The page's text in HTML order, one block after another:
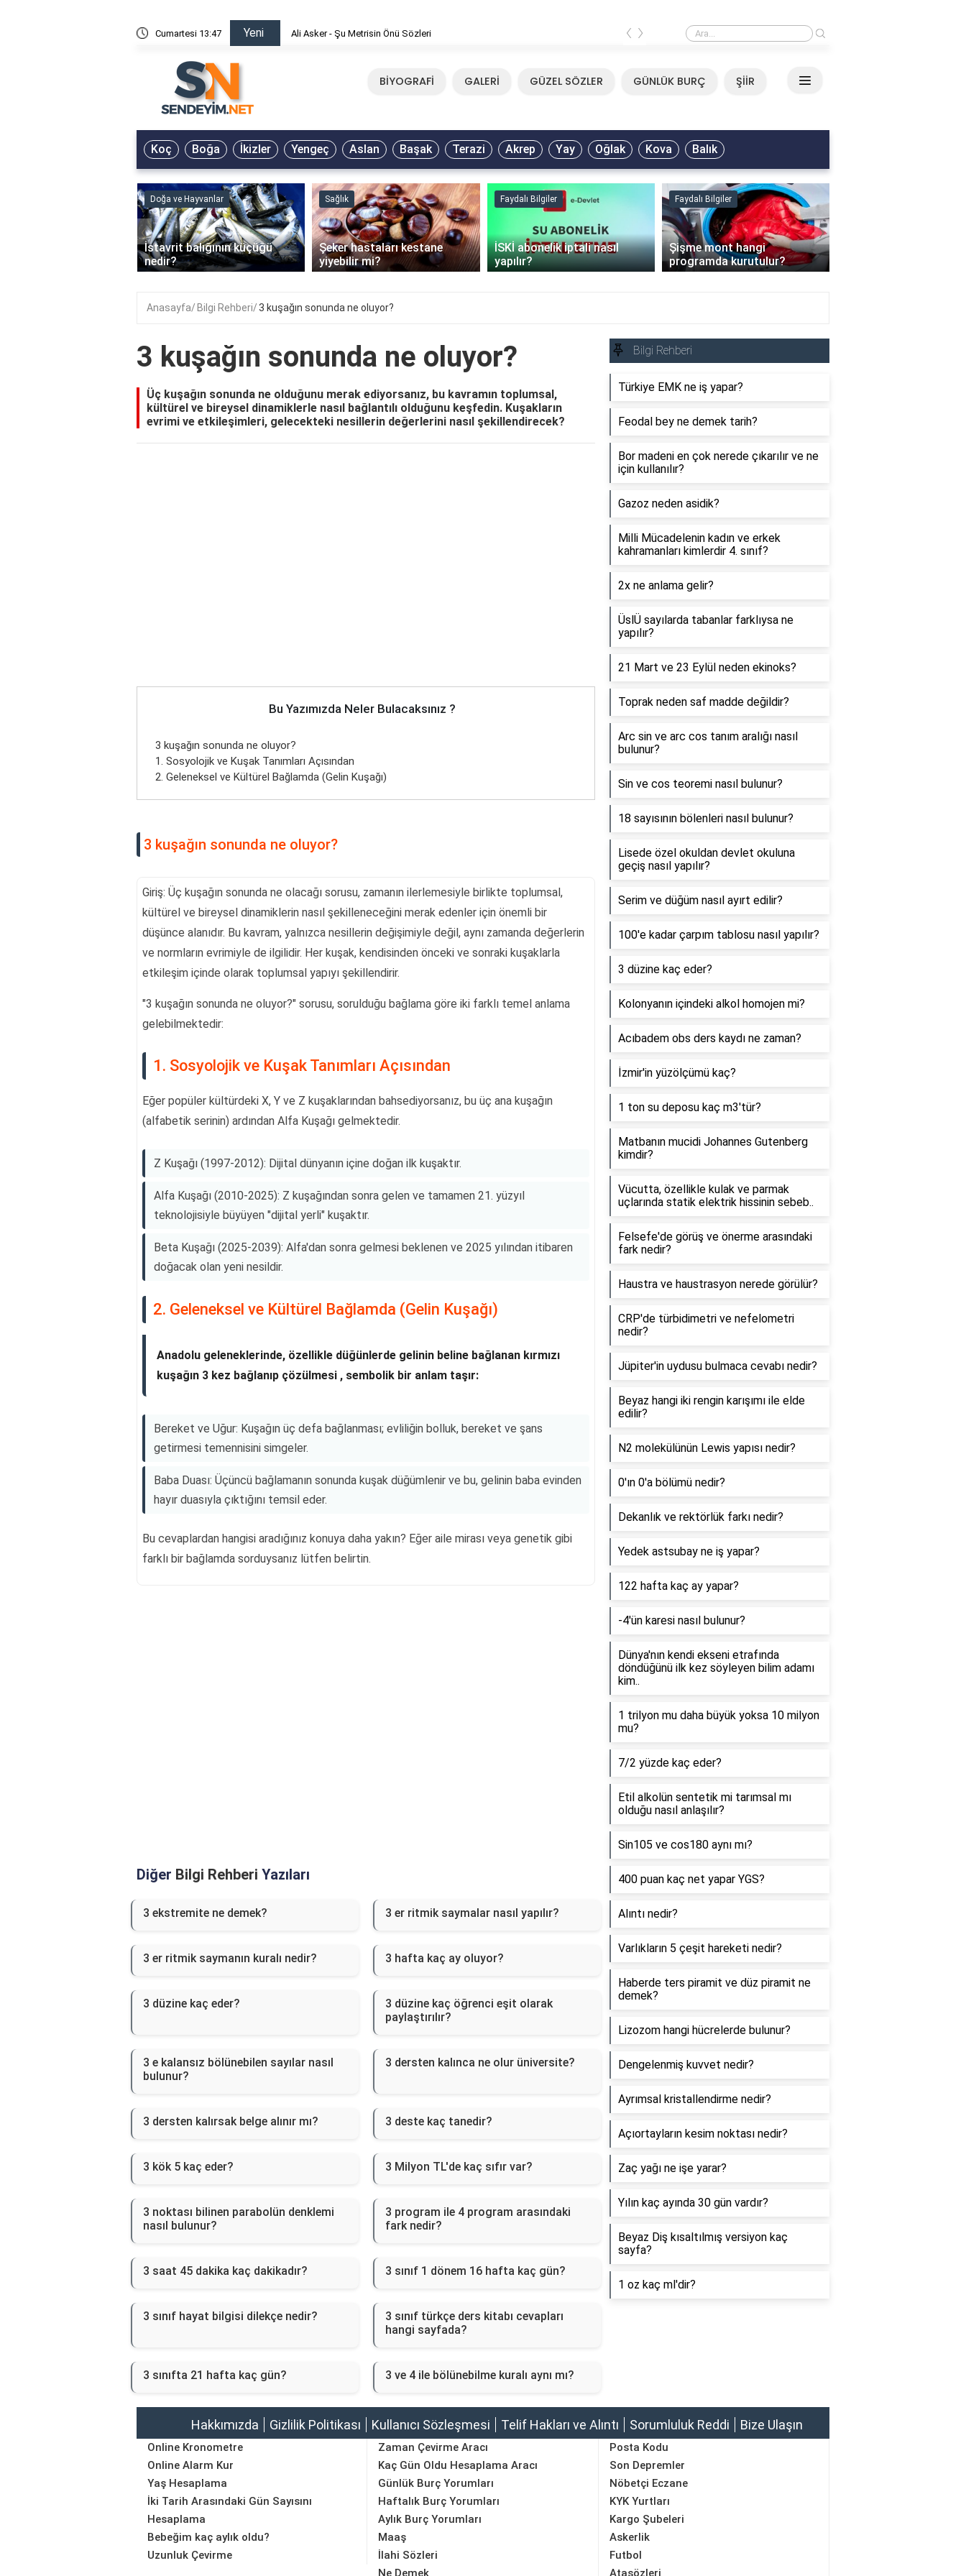
Cumartesi 13:47 Yeni Ali Asker - Şu Metrisin Önü Sözleri Mirkelam - Tavla Sözleri
‹ ›
BİYOGRAFİ GALERİ GÜZEL SÖZLER GÜNLÜK BURÇ ŞİİR
Koç Boğa İkizler Yengeç Aslan Başak Terazi Akrep Yay Oğlak Kova Balık
Doğa ve Hayvanlar
İstavrit balığının küçüğü
nedir?
Sağlık
Şeker hastaları kestane
yiyebilir mi?
Faydalı Bilgiler
İSKİ abonelik iptali nasıl
yapılır?
Faydalı Bilgiler
Şişme mont hangi
programda kurutulur?
‹ ›
Anasayfa Bilgi Rehberi 3 kuşağın sonunda ne oluyor?
3 kuşağın sonunda ne oluyor?
Üç kuşağın sonunda ne olduğunu merak ediyorsanız, bu kavramın toplumsal,
kültürel ve bireysel dinamiklerle nasıl bağlantılı olduğunu keşfedin. Kuşakların
evrimi ve etkileşimleri, gelecekteki nesillerin değerlerini nasıl şekillendirecek?
Bu Yazımızda Neler Bulacaksınız ?
3 kuşağın sonunda ne oluyor?
1. Sosyolojik ve Kuşak Tanımları Açısından
2. Geleneksel ve Kültürel Bağlamda (Gelin Kuşağı)
3 kuşağın sonunda ne oluyor?
Giriş: Üç kuşağın sonunda ne olacağı sorusu, zamanın ilerlemesiyle birlikte toplumsal,
kültürel ve bireysel dinamiklerin nasıl şekilleneceğini merak edenler için önemli bir
düşünce alanıdır. Bu kavram, yalnızca nesillerin değişimiyle değil, aynı zamanda değerlerin
ve normların evrimiyle de ilgilidir. Her kuşak, kendisinden önceki ve sonraki kuşaklarla
etkileşim içinde olarak toplumsal yapıyı şekillendirir.
"3 kuşağın sonunda ne oluyor?" sorusu, sorulduğu bağlama göre iki farklı temel anlama
gelebilmektedir:
1. Sosyolojik ve Kuşak Tanımları Açısından
Eğer popüler kültürdeki X, Y ve Z kuşaklarından bahsediyorsanız, bu üç ana kuşağın
(alfabetik serinin) ardından Alfa Kuşağı gelmektedir.
Z Kuşağı (1997-2012): Dijital dünyanın içine doğan ilk kuşaktır.
Alfa Kuşağı (2010-2025): Z kuşağından sonra gelen ve tamamen 21. yüzyıl
teknolojisiyle büyüyen "dijital yerli" kuşaktır.
Beta Kuşağı (2025-2039): Alfa'dan sonra gelmesi beklenen ve 2025 yılından itibaren
doğacak olan yeni nesildir.
2. Geleneksel ve Kültürel Bağlamda (Gelin Kuşağı)
Anadolu geleneklerinde, özellikle düğünlerde gelinin beline bağlanan kırmızı
kuşağın 3 kez bağlanıp çözülmesi , sembolik bir anlam taşır:
Bereket ve Uğur: Kuşağın üç defa bağlanması; evliliğin bolluk, bereket ve şans
getirmesi temennisini simgeler.
Baba Duası: Üçüncü bağlamanın sonunda kuşak düğümlenir ve bu, gelinin baba evinden
hayır duasıyla çıktığını temsil eder.
Bu cevaplardan hangisi aradığınız konuya daha yakın? Eğer aile mirası veya genetik gibi
farklı bir bağlamda sorduysanız lütfen belirtin.
Diğer Bilgi Rehberi Yazıları
3 ekstremite ne demek? 3 er ritmik saymalar nasıl yapılır?
3 er ritmik saymanın kuralı nedir? 3 hafta kaç ay oluyor?
3 düzine kaç eder?
3 düzine kaç öğrenci eşit olarak
paylaştırılır?
3 e kalansız bölünebilen sayılar nasıl
bulunur?
3 dersten kalınca ne olur üniversite?
3 dersten kalırsak belge alınır mı? 3 deste kaç tanedir?
3 kök 5 kaç eder? 3 Milyon TL'de kaç sıfır var?
3 noktası bilinen parabolün denklemi
nasıl bulunur?
3 program ile 4 program arasındaki
fark nedir?
3 saat 45 dakika kaç dakikadır? 3 sınıf 1 dönem 16 hafta kaç gün?
3 sınıf hayat bilgisi dilekçe nedir?
3 sınıf türkçe ders kitabı cevapları
hangi sayfada?
3 sınıfta 21 hafta kaç gün? 3 ve 4 ile bölünebilme kuralı aynı mı?
Bilgi Rehberi
Türkiye EMK ne iş yapar?
Feodal bey ne demek tarih?
Bor madeni en çok nerede çıkarılır ve ne
için kullanılır?
Gazoz neden asidik?
Milli Mücadelenin kadın ve erkek
kahramanları kimlerdir 4. sınıf?
2x ne anlama gelir?
ÜslÜ sayılarda tabanlar farklıysa ne
yapılır?
21 Mart ve 23 Eylül neden ekinoks?
Toprak neden saf madde değildir?
Arc sin ve arc cos tanım aralığı nasıl
bulunur?
Sin ve cos teoremi nasıl bulunur?
18 sayısının bölenleri nasıl bulunur?
Lisede özel okuldan devlet okuluna
geçiş nasıl yapılır?
Serim ve düğüm nasıl ayırt edilir?
100'e kadar çarpım tablosu nasıl yapılır?
3 düzine kaç eder?
Kolonyanın içindeki alkol homojen mi?
Acıbadem obs ders kaydı ne zaman?
İzmir'in yüzölçümü kaç?
1 ton su deposu kaç m3'tür?
Matbanın mucidi Johannes Gutenberg
kimdir?
Vücutta, özellikle kulak ve parmak
uçlarında statik elektrik hissinin sebeb..
Felsefe'de görüş ve önerme arasındaki
fark nedir?
Haustra ve haustrasyon nerede görülür?
CRP'de türbidimetri ve nefelometri
nedir?
Jüpiter'in uydusu bulmaca cevabı nedir?
Beyaz hangi iki rengin karışımı ile elde
edilir?
N2 molekülünün Lewis yapısı nedir?
0'ın 0'a bölümü nedir?
Dekanlık ve rektörlük farkı nedir?
Yedek astsubay ne iş yapar?
122 hafta kaç ay yapar?
-4'ün karesi nasıl bulunur?
Dünya'nın kendi ekseni etrafında
döndüğünü ilk kez söyleyen bilim adamı
kim..
1 trilyon mu daha büyük yoksa 10 milyon
mu?
7/2 yüzde kaç eder?
Etil alkolün sentetik mi tarımsal mı
olduğu nasıl anlaşılır?
Sin105 ve cos180 aynı mı?
400 puan kaç net yapar YGS?
Alıntı nedir?
Varlıkların 5 çeşit hareketi nedir?
Haberde ters piramit ve düz piramit ne
demek?
Lizozom hangi hücrelerde bulunur?
Dengelenmiş kuvvet nedir?
Ayrımsal kristallendirme nedir?
Açıortayların kesim noktası nedir?
Zaç yağı ne işe yarar?
Yılın kaç ayında 30 gün vardır?
Beyaz Diş kısaltılmış versiyon kaç
sayfa?
1 oz kaç ml'dir?
Hakkımızda Gizlilik Politikası Kullanıcı Sözleşmesi Telif Hakları ve Alıntı Sorumluluk Reddi Bize Ulaşın
Online Kronometre
Online Alarm Kur
Yaş Hesaplama
İki Tarih Arasındaki Gün Sayısını
Hesaplama
Bebeğim kaç aylık oldu?
Uzunluk Çevirme
Zaman Çevirme Aracı
Kaç Gün Oldu Hesaplama Aracı
Günlük Burç Yorumları
Haftalık Burç Yorumları
Aylık Burç Yorumları
Maaş
Posta Kodu
Son Depremler
Nöbetçi Eczane
KYK Yurtları
Kargo Şubeleri
Askerlik
İlahi Sözleri
Ne Demek
Futbol
Atasözleri